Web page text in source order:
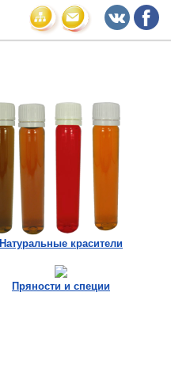
Натуральные красители
Пряности и специи